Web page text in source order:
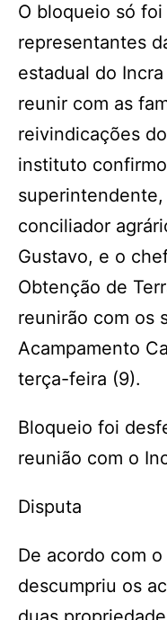
O bloqueio só
representantes
estadual do
reunir com as
reivindicações
instituto
conciliador
Gustavo, e o
Obtenção de
reunirão com os
Acampamento
terça-feira (9).
Bloqueio foi
reunião com o
Disputa
De acordo com
descumpriu os